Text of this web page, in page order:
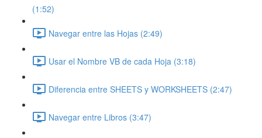
(1:52)
Navegar entre las Hojas (2:49)
Usar el Nombre VB de cada Hoja (3:18)
Diferencia entre SHEETS y WORKSHEETS (2:47)
Navegar entre Libros (3:47)